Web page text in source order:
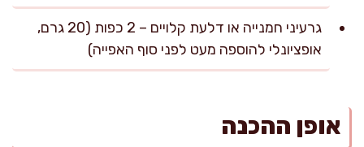
גרעיני חמנייה או דלעת קלויים – 2 כפות (20 גרם,
אופציונלי להוספה מעט לפני סוף האפייה)
אופן ההכנה